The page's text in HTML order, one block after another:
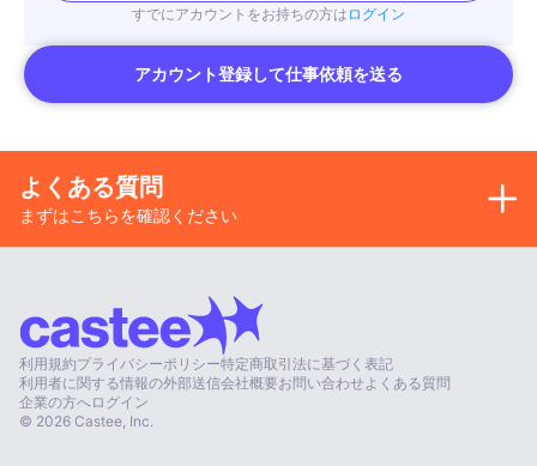
すでにアカウントをお持ちの方は ログイン
アカウント登録して仕事依頼を送る
よくある質問
まずはこちらを確認ください
利用規約プライバシーポリシー特定商取引法に基づく表記
利用者に関する情報の外部送信会社概要お問い合わせ よくある質問
企業の方へログイン
© 2026 Castee, Inc.